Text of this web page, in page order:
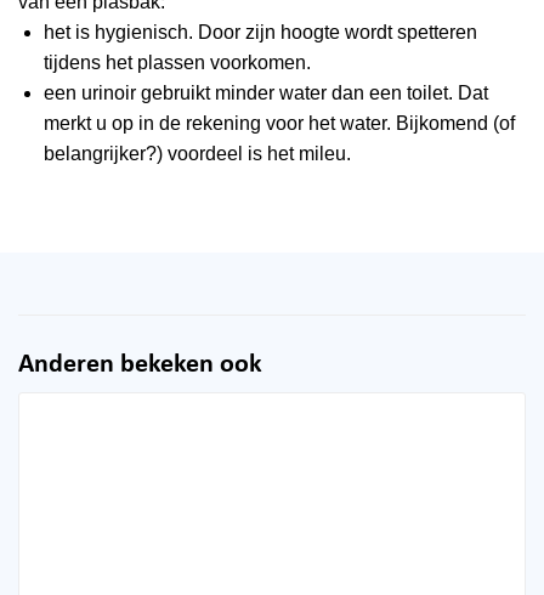
het is hygienisch. Door zijn hoogte wordt spetteren
tijdens het plassen voorkomen.
een urinoir gebruikt minder water dan een toilet. Dat
merkt u op in de rekening voor het water. Bijkomend (of
belangrijker?) voordeel is het mileu.
Anderen bekeken ook